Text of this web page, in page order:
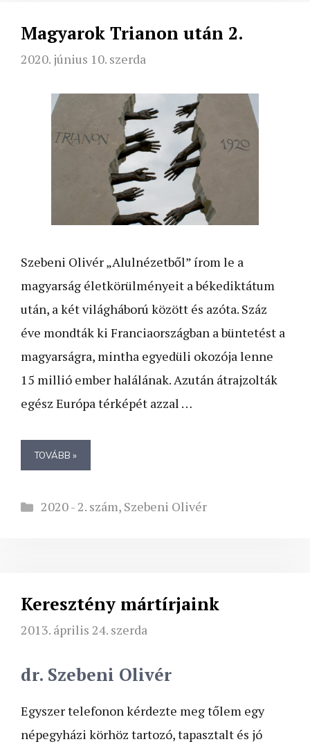
Magyarok Trianon után 2.
2020. június 10. szerda
Szebeni Olivér „Alulnézetből” írom le a
magyarság életkörülményeit a békediktátum
után, a két világháború között és azóta. Száz
éve mondták ki Franciaországban a büntetést a
magyarságra, mintha egyedüli okozója lenne
15 millió ember halálának. Azután átrajzolták
egész Európa térképét azzal …
TOVÁBB »
Kategória
2020 - 2. szám, Szebeni Olivér
Keresztény mártírjaink
2013. április 24. szerda
dr. Szebeni Olivér
Egyszer telefonon kérdezte meg tőlem egy
népegyházi körhöz tartozó, tapasztalt és jó